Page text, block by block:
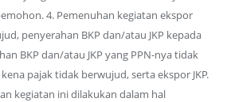
4. Pemenuhan kegiatan ekspor
penyerahan BKP dan/atau JKP kepada
BKP dan/atau JKP yang PPN-nya tidak
pajak tidak berwujud, serta ekspor JKP.
kegiatan ini dilakukan dalam hal